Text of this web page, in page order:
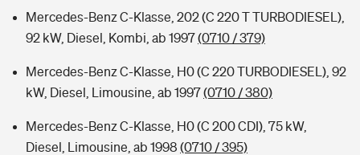
Mercedes-Benz C-Klasse, 202 (C 220 T TURBODIESEL),
92 kW, Diesel, Kombi, ab 1997(0710 / 379)
Mercedes-Benz C-Klasse, H0 (C 220 TURBODIESEL), 92
kW, Diesel, Limousine, ab 1997(0710 / 380)
Mercedes-Benz C-Klasse, H0 (C 200 CDI), 75 kW,
Diesel, Limousine, ab 1998 (0710 / 395)